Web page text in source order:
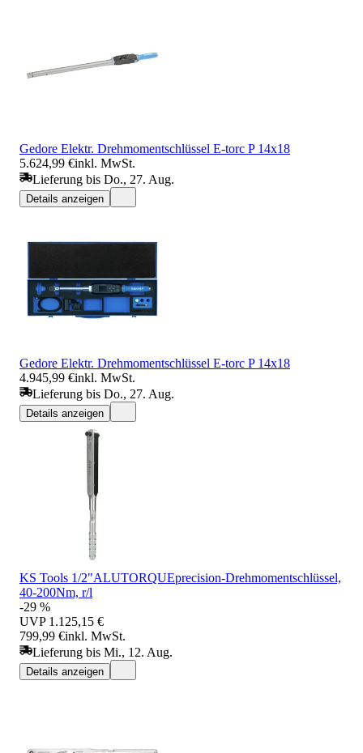
Gedore Elektr. Drehmomentschlüssel E-torc P 14x18
5.624,99 €inkl. MwSt.
Lieferung bis Do., 27. Aug.
Details anzeigen
Gedore Elektr. Drehmomentschlüssel E-torc P 14x18
4.945,99 €inkl. MwSt.
Lieferung bis Do., 27. Aug.
Details anzeigen
KS Tools 1/2"ALUTORQUEprecision-Drehmomentschlüssel,
40-200Nm, r/l
-29 %
UVP 1.125,15 €
799,99 €inkl. MwSt.
Lieferung bis Mi., 12. Aug.
Details anzeigen